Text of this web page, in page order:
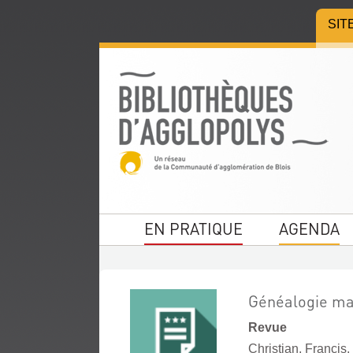
menu
contenu
la
EN PRATIQUE AGENDA
Généalogie
Revue
Christian,